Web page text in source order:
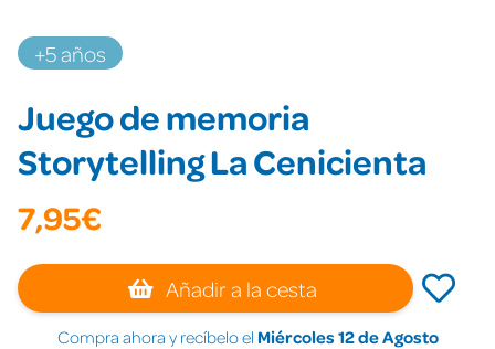
+5 años
Juego de memoria
Storytelling La Cenicienta
7,95€
Añadir a la cesta
Compra ahora y recíbelo el Miércoles 12 de Agosto